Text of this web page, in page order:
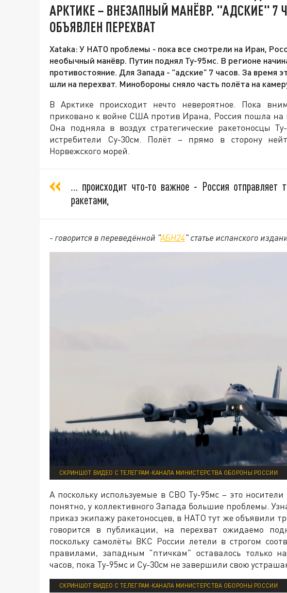
АРКТИКЕ – ВНЕЗАПНЫЙ МАНЁВР. "АДСКИЕ" 7
ОБЪЯВЛЕН ПЕРЕХВАТ
Xataka: У НАТО проблемы - пока все смотрели на Иран,
необычный манёвр. Путин поднял Ту-95мс. В регионе
противостояние. Для Запада - "адские" 7 часов. За время
шли на перехват. Минобороны сняло часть полёта на
В Арктике происходит нечто невероятное. Пока
приковано к войне США против Ирана, Россия пошла
Она подняла в воздух стратегические ракетоносцы
истребители Су-30см. Полёт – прямо в сторону
Норвежского морей.
… происходит что-то важное - Россия отправляет
ракетами,
- говорится в переведённой "АБН24" статье испанского
СКРИНШОТ ВИДЕО С ТЕЛЕГРАМ-КАНАЛА МИНИСТЕРСТВА ОБОРОНЫ РОССИИ
А поскольку используемые в СВО Ту-95мс – это
понятно, у коллективного Запада большие проблемы.
приказ экипажу ракетоносцев, в НАТО тут же объявили
говорится в публикации, на перехват ожидаемо
поскольку самолёты ВКС России летели в строгом
правилами, западным "птичкам" оставалось только
часов, пока Ту-95мс и Су-30см не завершили свою
СКРИНШОТ ВИДЕО С ТЕЛЕГРАМ-КАНАЛА МИНИСТЕРСТВА ОБОРОНЫ РОССИИ